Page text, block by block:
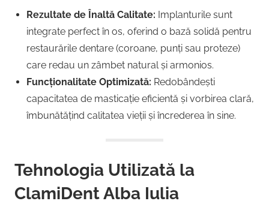
Rezultate de Înaltă Calitate: Implanturile sunt
integrate perfect în os, oferind o bază solidă pentru
restaurările dentare (coroane, punți sau proteze)
care redau un zâmbet natural și armonios.
Funcționalitate Optimizată: Redobândești
capacitatea de masticație eficientă și vorbirea clară,
îmbunătățind calitatea vieții și încrederea în sine.
Tehnologia Utilizată la
ClamiDent Alba Iulia